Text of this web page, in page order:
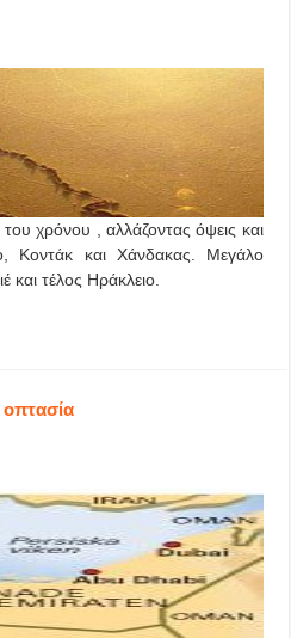
χρόνου , αλλάζοντας όψεις και
Κοντάκ και Χάνδακας. Μεγάλο
και τέλος Ηράκλειο.